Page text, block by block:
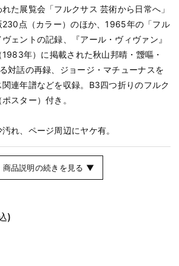
た展覧会「フルクサス 芸術から日常へ」
点（カラー）のほか、1965年の「フル
ェントの記録、『アール・ヴィヴァン』
年）に掲載された秋山邦晴・靉嘔・
対話の再録、ジョージ・マチューナスを
連年譜などを収録。B3四つ折りのフルク
スター）付き。
れ、ページ周辺にヤケ有。
品説明の続きを見る ▼
)